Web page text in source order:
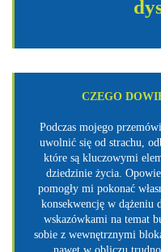
CZEGO
Podczas mojego
uwolnić się od strachu,
które są kluczowymi
dziedzinie życia.
pomogły mi pokonać
konsekwencję w dążeniu
wskazówkami na temat
sobie z wewnętrznymi